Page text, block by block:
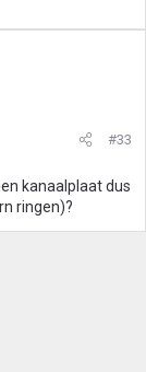
#33
kanaalplaat dus
ringen)?